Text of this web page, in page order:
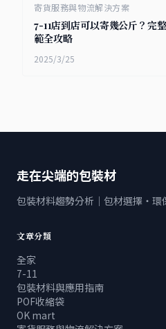
寄貨服務與物流解決方案
7-11店到店可以寄幾公斤？完
範全攻略
2025/3/25
走在尖端的包裝材
包裝材料趨勢分析｜包材選擇・環
文章分類
全家
7-11
包裝材料與應用指南
POF收縮袋
OK mart